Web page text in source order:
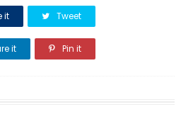
it Tweet
it Pin it